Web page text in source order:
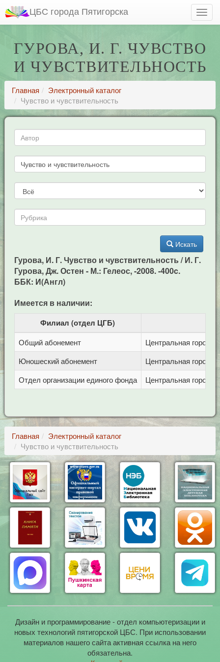
ЦБС города Пятигорска
ГУРОВА, И. Г. ЧУВСТВО
И ЧУВСТВИТЕЛЬНОСТЬ
Главная
Электронный каталог
Чувство и чувствительность
Искать
Гурова, И. Г. Чувство и чувствительность / И. Г.
Гурова, Дж. Остен - М.: Гелеос, -2008. -400c.
ББК: И(Англ)
Имеется в наличии:
Филиал (отдел ЦГБ)
Общий абонемент
Центральная
Юношеский абонемент
Центральная
Отдел организации единого фонда
Центральная
Главная
Электронный каталог
Чувство и чувствительность
Дизайн и программирование - отдел компьютеризации и
новых технологий пятигорской ЦБС. При использовании
материалов нашего сайта активная ссылка на него
обязательна.